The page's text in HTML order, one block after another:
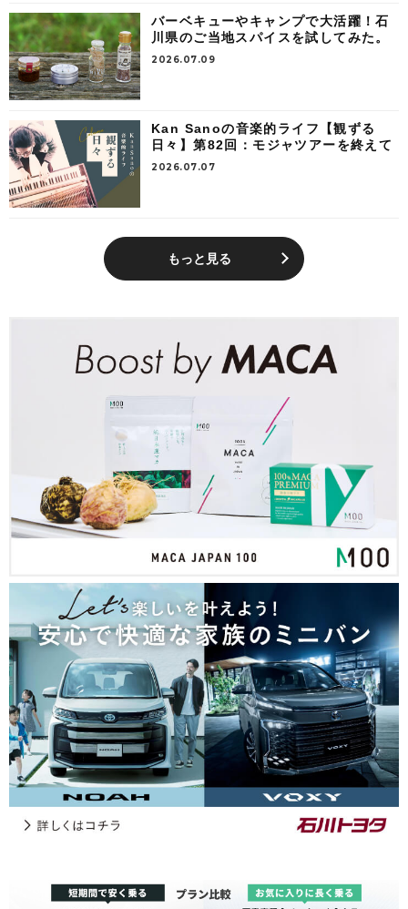
バーベキューやキャンプで大活躍！石
川県のご当地スパイスを試してみた。
2026.07.09
Kan Sanoの音楽的ライフ【観ずる
日々】第82回：モジャツアーを終えて
2026.07.07
もっと見る